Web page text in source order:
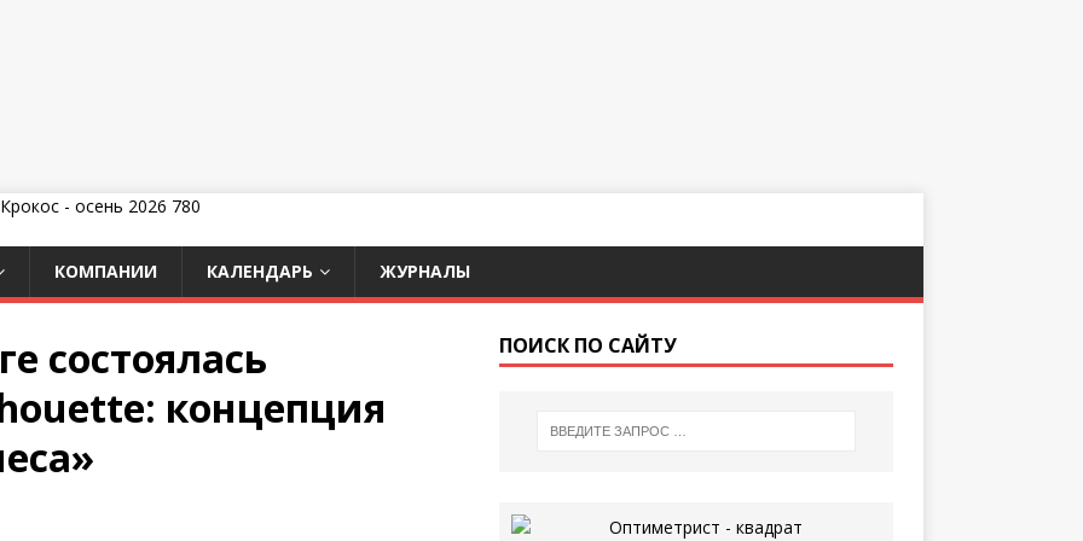
КОМПАНИИ КАЛЕНДАРЬ ЖУРНАЛЫ
состоялась
концепция
ПОИСК ПО САЙТУ